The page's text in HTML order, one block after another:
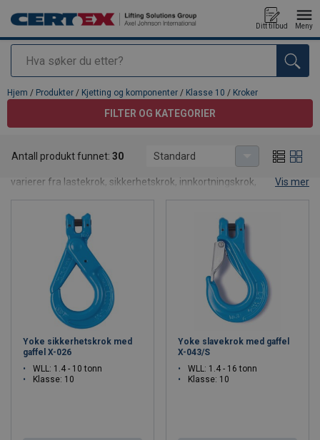
Søk
Ditt tilbud Meny
Produkt lagt i din handlekurv
Hjem / Produkter / Kjetting og komponenter / Klasse 10 / Kroker
FILTER OG KATEGORIER
Her vil du finne vårt utvalg av flere typer kroker i klasse 10. Krokene
varierer fra lastekrok, sikkerhetskrok, innkortningskrok,
Krokene kommer fra utvalgte kvalitetsleverandører.
Alle våre produkter tilfredsstiller eller overgår alle industrikrav.
Vis mer
Antall produkt funnet: 30 Standard
Yoke sikkerhetskrok med
gaffel X-026
WLL: 1.4 - 10 tonn
Klasse: 10
Yoke slavekrok med gaffel
X-043/S
WLL: 1.4 - 16 tonn
Klasse: 10